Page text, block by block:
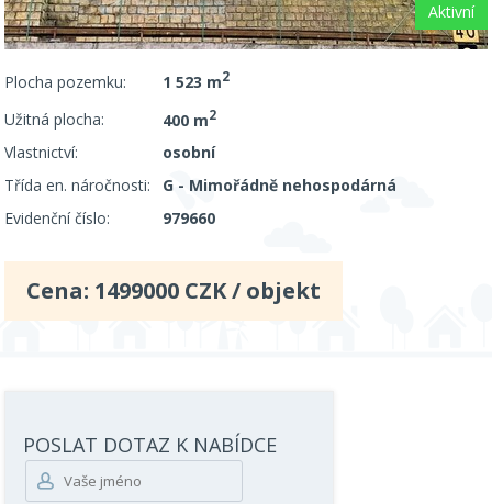
Aktivní
Plocha pozemku: 1 523 m2
Užitná plocha: 400 m2
Vlastnictví:
osobní
Třída en. náročnosti:
G - Mimořádně nehospodárná
Evidenční číslo:
979660
Cena: 1499000 CZK / objekt
POSLAT DOTAZ K NABÍDCE